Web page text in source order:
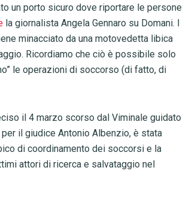
un porto sicuro dove riportare le persone
la giornalista Angela Gennaro su Domani. I
minacciato da una motovedetta libica
Ricordiamo che ciò è possibile solo
le operazioni di soccorso (di fatto, di
il 4 marzo scorso dal Viminale guidato
il giudice Antonio Albenzio, è stata
di coordinamento dei soccorsi e la
attori di ricerca e salvataggio nel